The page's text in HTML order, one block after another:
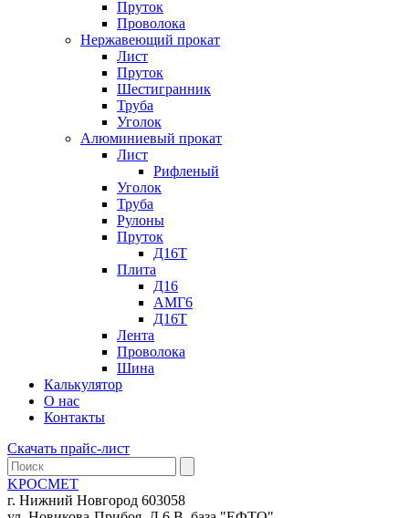
Пруток
Проволока
Нержавеющий прокат
Лист
Пруток
Шестигранник
Труба
Уголок
Алюминиевый прокат
Лист
Рифленый
Уголок
Труба
Рулоны
Пруток
Д16Т
Плита
Д16
АМГ6
Д16Т
Лента
Проволока
Шина
Калькулятор
О нас
Контакты
Скачать прайс-лист
KРОСМЕТ
г. Нижний Новгород 603058